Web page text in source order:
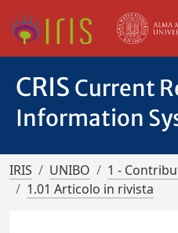
CRIS Current
Information
IRIS UNIBO
1 -
1.01 Articolo in rivista